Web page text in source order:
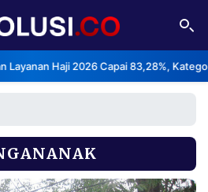
Haji 2026 Capai 83,28%, Kategori